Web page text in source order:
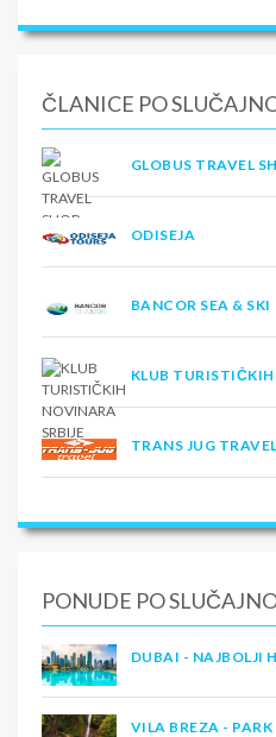
ČLANICE PO
GLOBUS TRAVEL
ODISEJA
BANCOR SEA & SKI
KLUB
TRANS JUG TRAVEL
PONUDE PO
DUBAI - NAJBOLJI
VILA BREZA -